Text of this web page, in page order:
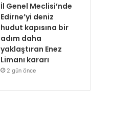
İl Genel Meclisi’nde
Edirne’yi deniz
hudut kapısına bir
adım daha
yaklaştıran Enez
Limanı kararı
2 gün önce